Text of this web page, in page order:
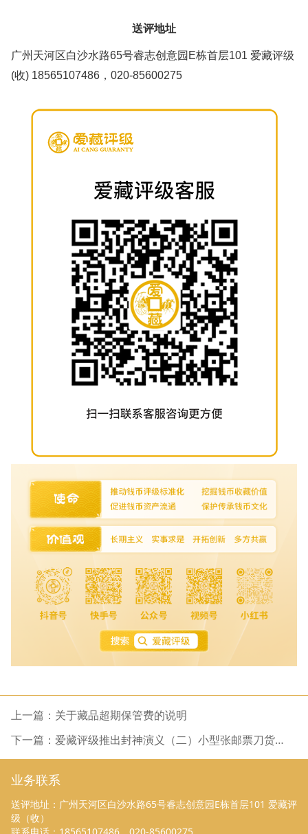
送评地址
广州天河区白沙水路65号睿志创意园E栋首层101 爱藏评级
(收) 18565107486，020-85600275
上一篇：关于藏品超期保管费的说明
下一篇：爱藏评级推出封神演义（二）小型张邮票刀货评
级，开放送评
业务联系
送评地址：广州天河区白沙水路65号睿志创意园E栋首层101 爱藏评
级（收）